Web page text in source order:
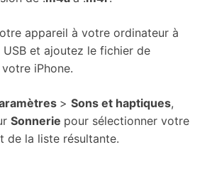
appareil à votre ordinateur à
USB et ajoutez le fichier de
iPhone.
> Sons et haptiques,
Sonnerie pour sélectionner votre
de la liste résultante.